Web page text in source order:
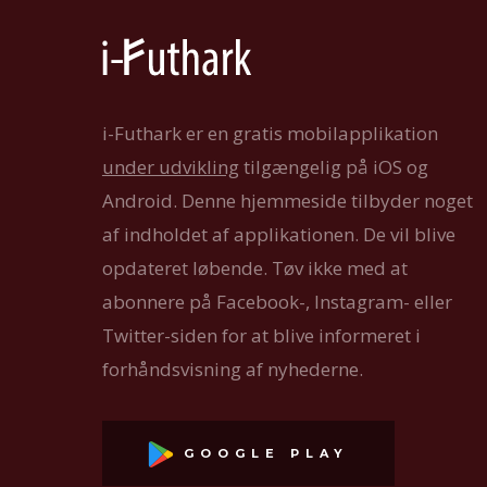
i-Futhark er en gratis mobilapplikation
under udviklingtilgængelig på iOS og
Android. Denne hjemmeside tilbyder noget
af indholdet af applikationen. De vil blive
opdateret løbende. Tøv ikke med at
abonnere på Facebook-, Instagram- eller
Twitter-siden for at blive informeret i
forhåndsvisning af nyhederne.
GOOGLE PLAY